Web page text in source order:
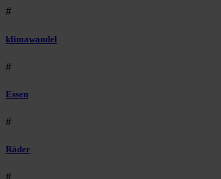
#
klimawandel
#
Essen
#
Räder